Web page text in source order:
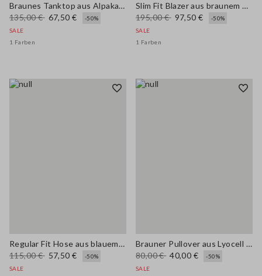
Braunes Tanktop aus Alpaka-Mischgewebe und Leinen im Regular Fit
135,00 € 67,50 €
-50%
SALE
1 Farben
Slim Fit Blazer aus braunem Viskose-Mix
195,00 € 97,50 €
-50%
SALE
1 Farben
Regular Fit Hose aus blauem Stretch-Baumwollstoff
115,00 € 57,50 €
-50%
SALE
Brauner Pullover aus Lyocell und Baumwolle in Regular Fit mit V-Ausschnitt
80,00 € 40,00 €
-50%
SALE